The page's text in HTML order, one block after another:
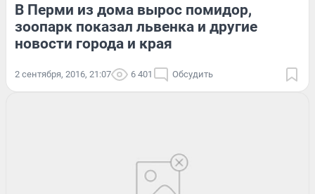
В Перми из дома вырос помидор,
зоопарк показал львенка и другие
новости города и края
2 сентября, 2016, 21:07 6 401 Обсудить